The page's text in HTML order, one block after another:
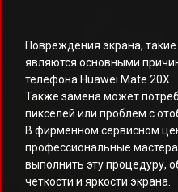
Повреждения экрана,
являются основными
телефона Huawei Mate 20X.
Также замена может
пикселей или проблем с
В фирменном сервисном
профессиональные
выполнить эту процедуру,
четкости и яркости экрана.